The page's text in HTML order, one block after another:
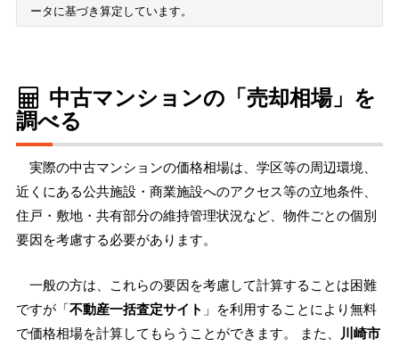
ータに基づき算定しています。
中古マンションの「売却相場」を
調べる
実際の中古マンションの価格相場は、学区等の周辺環境、
近くにある公共施設・商業施設へのアクセス等の立地条件、
住戸・敷地・共有部分の維持管理状況など、物件ごとの個別
要因を考慮する必要があります。
一般の方は、これらの要因を考慮して計算することは困難
ですが「不動産一括査定サイト 」を利用することにより無料
で価格相場を計算してもらうことができます。 また、 川崎市